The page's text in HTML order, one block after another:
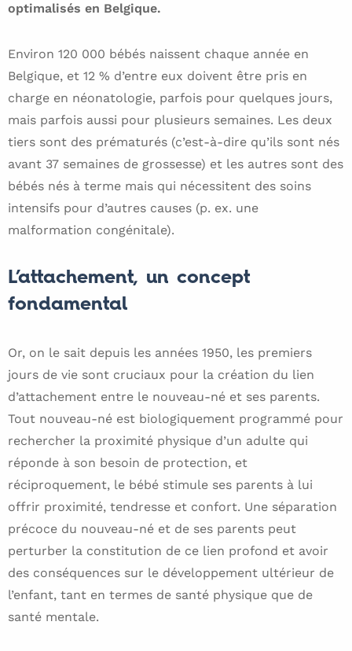
optimalisés en Belgique.
Environ 120 000 bébés naissent chaque année en
Belgique, et 12 % d’entre eux doivent être pris en
charge en néonatologie, parfois pour quelques jours,
mais parfois aussi pour plusieurs semaines. Les deux
tiers sont des prématurés (c’est-à-dire qu’ils sont nés
avant 37 semaines de grossesse) et les autres sont des
bébés nés à terme mais qui nécessitent des soins
intensifs pour d’autres causes (p. ex. une
malformation congénitale).
L’attachement, un concept
fondamental
Or, on le sait depuis les années 1950, les premiers
jours de vie sont cruciaux pour la création du lien
d’attachement entre le nouveau-né et ses parents.
Tout nouveau-né est biologiquement programmé pour
rechercher la proximité physique d’un adulte qui
réponde à son besoin de protection, et
réciproquement, le bébé stimule ses parents à lui
offrir proximité, tendresse et confort. Une séparation
précoce du nouveau-né et de ses parents peut
perturber la constitution de ce lien profond et avoir
des conséquences sur le développement ultérieur de
l’enfant, tant en termes de santé physique que de
santé mentale.